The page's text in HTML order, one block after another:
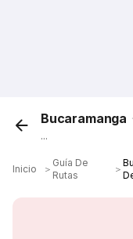
Bucaramanga
...
Inicio ＞
Guía De
Rutas
＞